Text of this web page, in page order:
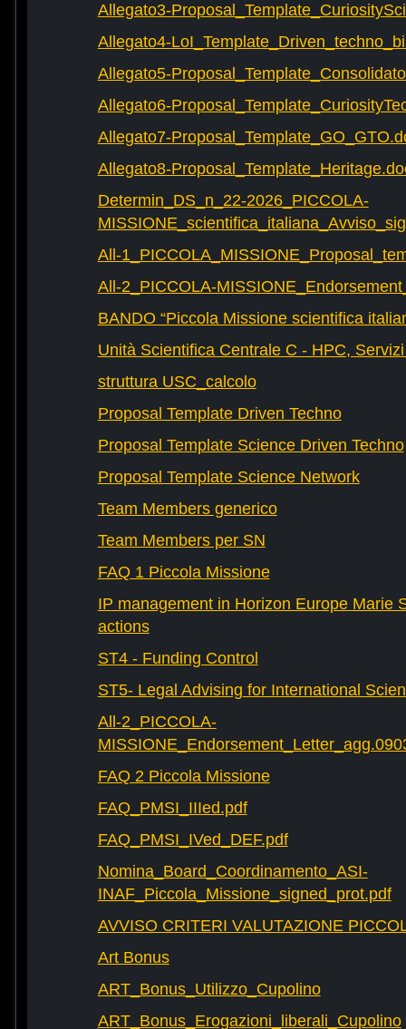
Allegato3-
Allegato4-
Allegato5-
Allegato6-
Allegato7-
Allegato8-
Determin_DS_n_22-2026_PICCOLA-
All-
All-2_PICCOLA-
BANDO “Piccola Missione scientifica
Unità Scientifica Centrale C - HPC,
struttura USC_calcolo
Proposal Template Driven Techno
Proposal Template Science Driven Techno
Proposal Template Science Network
Team Members generico
Team Members per SN
FAQ 1 Piccola Missione
IP management in Horizon Europe Marie
actions
ST4 - Funding Control
ST5- Legal Advising for International
All-2_PICCOLA-
FAQ 2 Piccola Missione
FAQ_PMSI_IIIed.pdf
FAQ_PMSI_IVed_DEF.pdf
Nomina_Board_Coordinamento_ASI-
INAF_Piccola_Missione_signed_prot.pdf
AVVISO CRITERI VALUTAZIONE
Art Bonus
ART_Bonus_Utilizzo_Cupolino
ART_Bonus_Erogazioni_liberali_Cupolino